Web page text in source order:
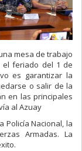
mesa de trabajo
el feriado del 1 de
es garantizar la
o salir de la
en las principales
al Azuay
Policía Nacional, la
Armadas. La